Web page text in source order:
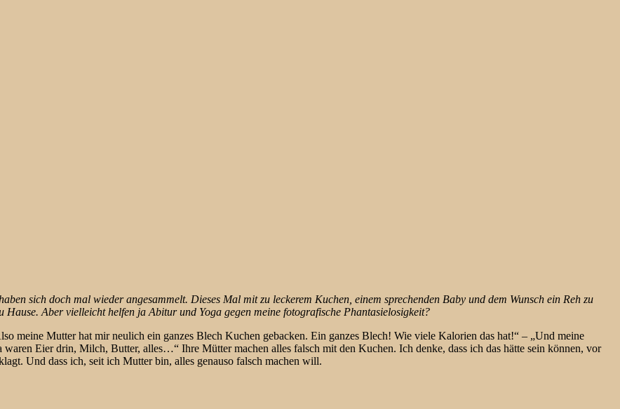
sich doch mal wieder angesammelt. Dieses Mal mit zu leckerem Kuchen, einem sprechenden Baby und dem Wunsch ein Reh zu
Aber vielleicht helfen ja Abitur und Yoga gegen meine fotografische Phantasielosigkeit?
meine Mutter hat mir neulich ein ganzes Blech Kuchen gebacken. Ein ganzes Blech! Wie viele Kalorien das hat!“ – „Und meine
Eier drin, Milch, Butter, alles…“ Ihre Mütter machen alles falsch mit den Kuchen. Ich denke, dass ich das hätte sein können, vor
Und dass ich, seit ich Mutter bin, alles genauso falsch machen will.